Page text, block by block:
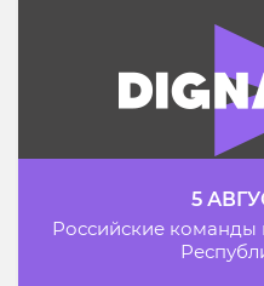
5
Российские команды